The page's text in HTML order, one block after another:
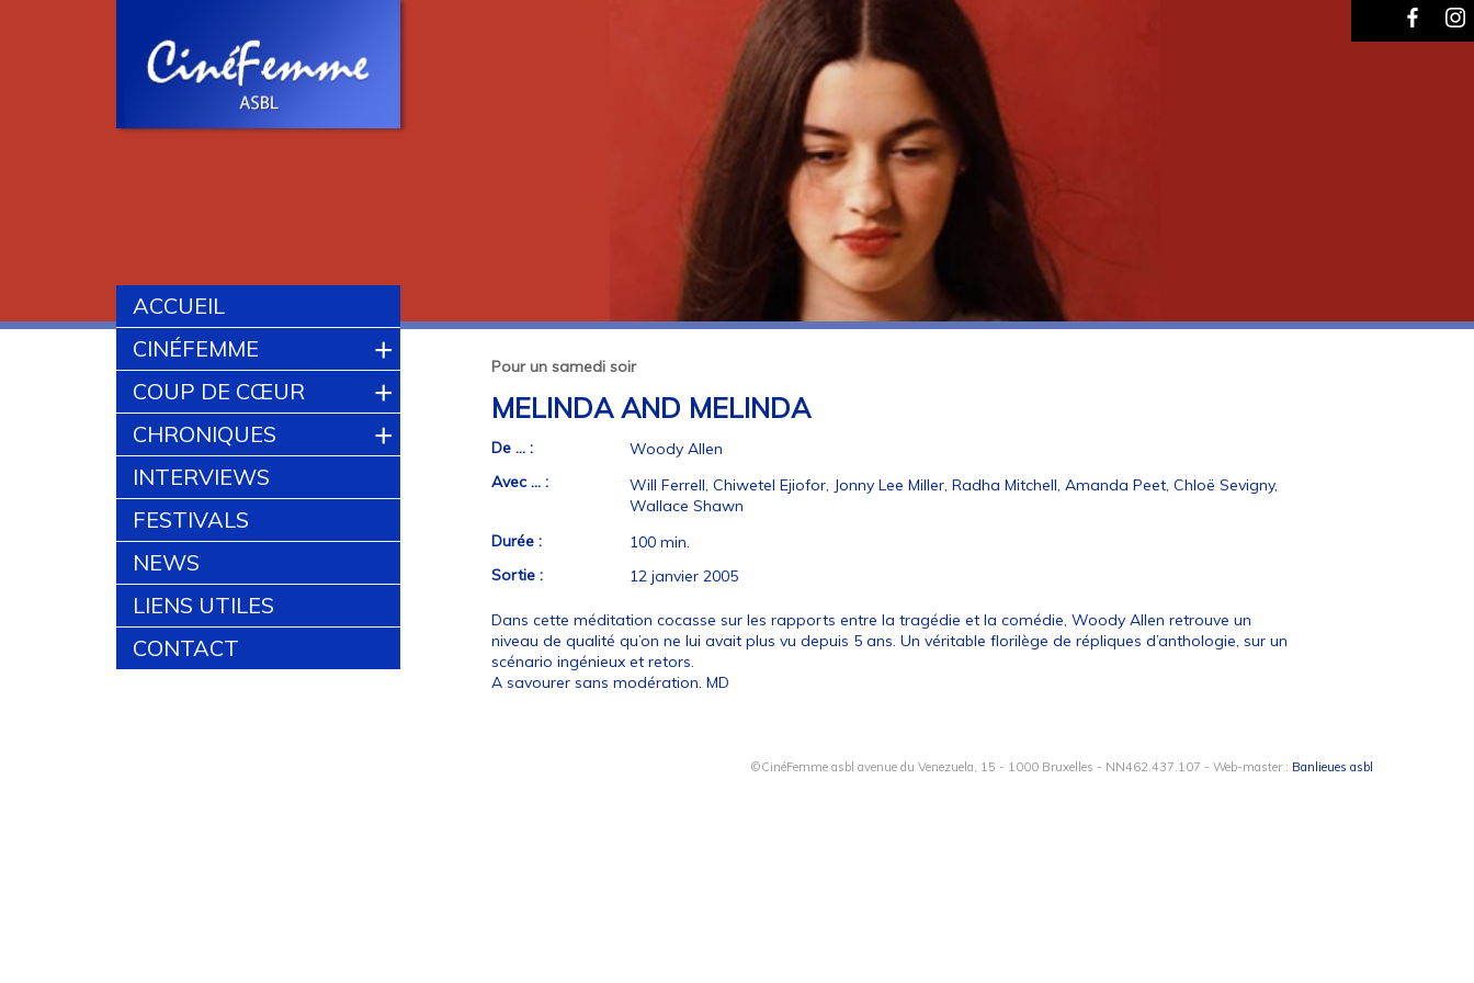
ACCUEIL
CINÉFEMME
+
COUP DE CŒUR +
CHRONIQUES +
INTERVIEWS
FESTIVALS
NEWS
LIENS UTILES
CONTACT
Pour un samedi soir
MELINDA AND MELINDA
De ... :
Woody Allen
Avec ... :
Will Ferrell, Chiwetel Ejiofor, Jonny Lee Miller, Radha Mitchell, Amanda Peet, Chloë Sevigny,
Wallace Shawn
Durée :
100 min.
Sortie :
12 janvier 2005
Dans cette méditation cocasse sur les rapports entre la tragédie et la comédie, Woody Allen retrouve un
niveau de qualité qu’on ne lui avait plus vu depuis 5 ans. Un véritable florilège de répliques d’anthologie, sur un
scénario ingénieux et retors.
A savourer sans modération. MD
©CinéFemme asbl avenue du Venezuela, 15 - 1000 Bruxelles - NN462.437.107 - Web-master : Banlieues asbl